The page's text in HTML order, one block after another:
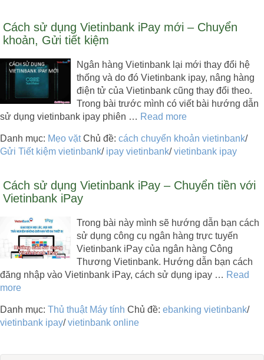
Cách sử dụng Vietinbank iPay mới – Chuyển
khoản, Gửi tiết kiệm
Ngân hàng Vietinbank lại mới thay đổi hệ
thống và do đó Vietinbank ipay, nâng hàng
điện tử của Vietinbank cũng thay đổi theo.
Trong bài trước mình có viết bài hướng dẫn
sử dụng vietinbank ipay phiên … Read more
Danh mục: Mẹo vặt Chủ đề: cách chuyển khoản vietinbank/
Gửi Tiết kiệm vietinbank/ ipay vietinbank/vietinbank ipay
Cách sử dụng Vietinbank iPay – Chuyển tiền với
Vietinbank iPay
Trong bài này mình sẽ hướng dẫn bạn cách
sử dụng công cụ ngân hàng trực tuyến
Vietinbank iPay của ngân hàng Công
Thương Vietinbank. Hướng dẫn bạn cách
đăng nhập vào Vietinbank iPay, cách sử dụng ipay … Read
more
Danh mục: Thủ thuật Máy tính Chủ đề: ebanking vietinbank/
vietinbank ipay/vietinbank online